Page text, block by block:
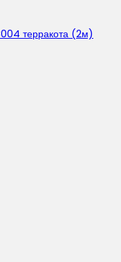
терракота (2м)